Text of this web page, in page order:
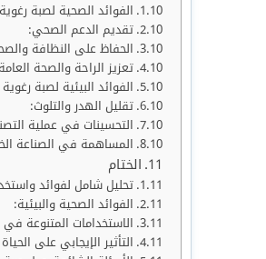
الفوائد الصحية لصبة رغوية
تقديم الدعم الصحي:
الحفاظ على النظافة
تعزيز الراحة والصحة
الفوائد البيئية لصبة رغوية
تقليل الهدر والتلوث:
التحسينات في عملية
المساهمة في الصناعة
الختام
تحليل شامل لفوائد
الفوائد الصحية والبيئية:
الاستخدامات المتنوعة في
التأثير الإيجابي على